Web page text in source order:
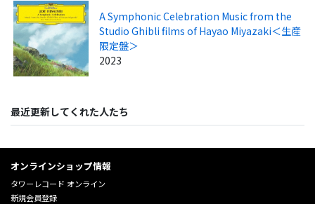
A Symphonic Celebration Music from the
Studio Ghibli films of Hayao Miyazaki＜生産
限定盤＞
2023
最近更新してくれた人たち
オンラインショップ情報
タワーレコード オンライン
新規会員登録